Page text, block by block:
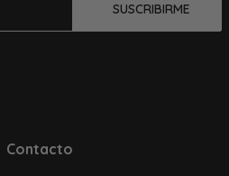
SUSCRIBIRME
Contacto